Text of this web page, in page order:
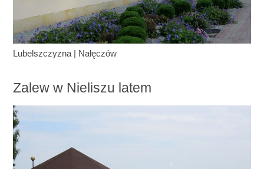
Lubelszczyzna | Nałęczów
Zalew w Nieliszu latem